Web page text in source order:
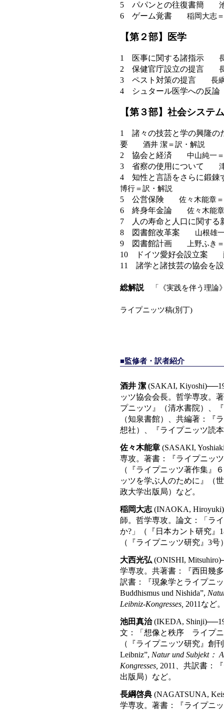
5 パパンとの往復書簡 池
6 ゲーム覚書 稲岡大志＝
【第２部】医学
1 医事に関する諸指示 長
2 保健官庁設立の提言 長
3 ペスト対策の提言 長綱
4 シュタール医学への反論
【第３部】社会システム
1 諸々の技芸と学の興隆の
要 酒井 潔＝訳・解説
2 協会と経済 中山純一＝
3 省察の使用について 津
4 知性と言語をさらに鍛錬
博行＝訳・解説
5 公営保険 佐々木能章＝
6 終身年金論 佐々木能章
7 人の寿命と人口に関する
8 図書館改革案 山根雄一
9 図書館計画 上野ふき＝
10 ドイツ愛好会設立案 藤
11 諸学と諸技芸の協会を
総解説「《実践を伴う理論
ライプニッツ稿(別丁)
■監修者・訳者紹介
酒井 潔 (SAKAI,
ッツ協会会長。哲学専攻。
プニッツ』（清水書院）、
（知泉書館）、共編著：『
想社）、『ライプニッツ読
佐々木能章 (SASAKI,
専攻。著書：『ライプニッ
（『ライプニッツ著作集』
ッツを学ぶ人のために』（
政大学出版局）など。
稲岡大志(INAOKA,
師。哲学専攻。論文：「ラ
か?」（『日本カント研究』
（『ライプニッツ研究』3号
大西光弘 (ONISHI,
学専攻。共著書：『西田幾
訳書：『現象学とライプニ
Buddhismus und Nishida”,
Leibniz-Kongresses, 2011など
池田真治(IKEDA,
文：「想像と秩序 ライプ
（『ライプニッツ研究』創刊
Leibniz”, Natur und Subjekt：
Kongresses, 2011、共訳書：
出版局）など。
長綱啓典 (NAGATSUNA,
学専攻。著書：『ライプニ